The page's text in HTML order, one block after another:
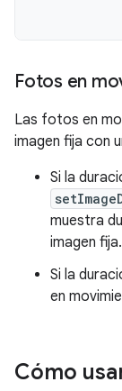
Fotos en
Las fotos en
imagen fija con
Si la
muestra
imagen fija.
Si la
en
Cómo